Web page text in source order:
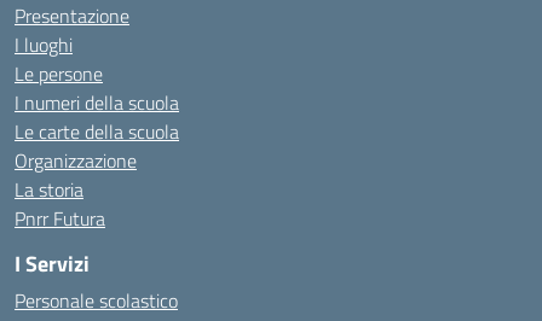
Presentazione
I luoghi
Le persone
I numeri della scuola
Le carte della scuola
Organizzazione
La storia
Pnrr Futura
I Servizi
Personale scolastico